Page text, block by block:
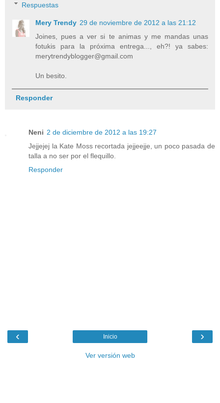
Respuestas
Mery Trendy 29 de noviembre de 2012 a las 21:12
Joines, pues a ver si te animas y me mandas unas
fotukis para la próxima entrega..., eh?! ya sabes:
merytrendyblogger@gmail.com
Un besito.
Responder
Neni 2 de diciembre de 2012 a las 19:27
Jejjejej la Kate Moss recortada jejjeejje, un poco pasada de
talla a no ser por el flequillo.
Responder
‹ ›
Inicio
Ver versión web